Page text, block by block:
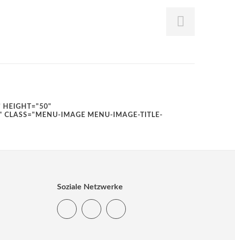
Soziale Netzwerke
Twitter Facebook